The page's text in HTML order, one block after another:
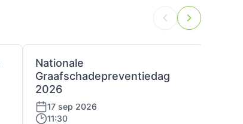
Nationale
Graafschadepreventiedag
2026
17 sep 2026
11:30